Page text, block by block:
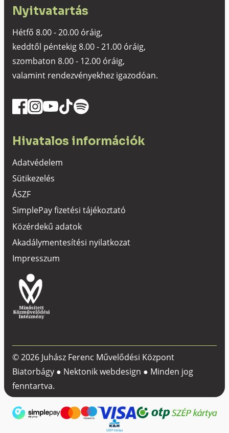
Nyitvatartás
Hétfő 8.00 - 20.00 óráig,
keddtől péntekig 8.00 - 21.00 óráig,
szombaton 8.00 - 12.00 óráig,
valamint rendezvényekhez igazodóan.
Hivatalos információk
Adatvédelem
Sütikezelés
ÁSZF
SimplePay fizetési tájékoztató
Közérdekű adatok
Akadálymentesítési nyilatkozat
Impresszum
© 2026 Juhász Ferenc Művelődési Központ
Biatorbágy ● Nektonik webdesign ● Minden jog
fenntartva.